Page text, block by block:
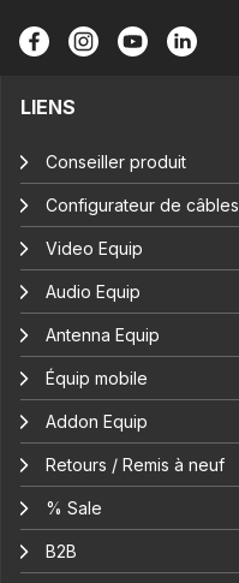
LIENS
Conseiller produit
Configurateur de câbles
Video Equip
Audio Equip
Antenna Equip
Équip mobile
Addon Equip
Retours / Remis à neuf
% Sale
B2B